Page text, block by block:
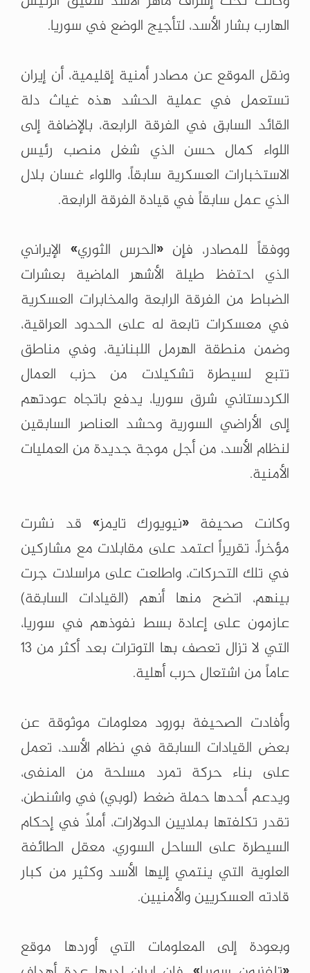
الهارب بشار الأسد، لتأجيج الوضع في سوريا.
ونقل الموقع عن مصادر أمنية إقليمية، أن إيران
تستعمل في عملية الحشد هذه غياث دلة
القائد السابق في الفرقة الرابعة، بالإضافة إلى
اللواء كمال حسن الذي شغل منصب رئيس
الاستخبارات العسكرية سابقاً، واللواء غسان بلال
الذي عمل سابقاً في قيادة الفرقة الرابعة.
ووفقاً للمصادر، فإن «الحرس الثوري» الإيراني
الذي احتفظ طيلة الأشهر الماضية بعشرات
الضباط من الفرقة الرابعة والمخابرات العسكرية
في معسكرات تابعة له على الحدود العراقية،
وضمن منطقة الهرمل اللبنانية، وفي مناطق
تتبع لسيطرة تشكيلات من حزب العمال
الكردستاني شرق سوريا، يدفع باتجاه عودتهم
إلى الأراضي السورية وحشد العناصر السابقين
لنظام الأسد، من أجل موجة جديدة من العمليات
الأمنية.
وكانت صحيفة «نيويورك تايمز» قد نشرت
مؤخراً، تقريراً اعتمد على مقابلات مع مشاركين
في تلك التحركات، واطلعت على مراسلات جرت
بينهم، اتضح منها أنهم (القيادات السابقة)
عازمون على إعادة بسط نفوذهم في سوريا،
التي لا تزال تعصف بها التوترات بعد أكثر من 13
عاماً من اشتعال حرب أهلية.
وأفادت الصحيفة بورود معلومات موثوقة عن
بعض القيادات السابقة في نظام الأسد، تعمل
على بناء حركة تمرد مسلحة من المنفى،
ويدعم أحدها حملة ضغط (لوبي) في واشنطن،
تقدر تكلفتها بملايين الدولارات، أملاً في إحكام
السيطرة على الساحل السوري، معقل الطائفة
العلوية التي ينتمي إليها الأسد وكثير من كبار
قادته العسكريين والأمنيين.
وبعودة إلى المعلومات التي أوردها موقع